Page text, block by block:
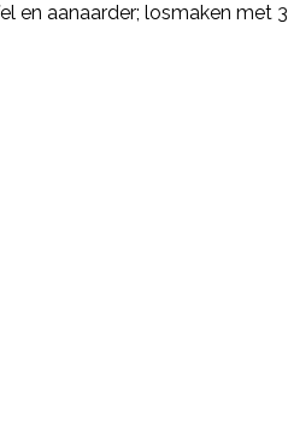
en aanaarder; losmaken met